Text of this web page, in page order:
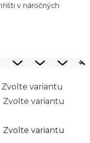
v náročných
Zvolte variantu
Zvolte variantu
Zvolte variantu